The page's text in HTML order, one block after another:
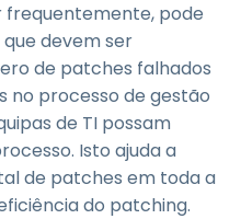
frequentemente, pode
devem ser
de patches falhados
no processo de gestão
de TI possam
Isto ajuda a
de patches em toda a
do patching.